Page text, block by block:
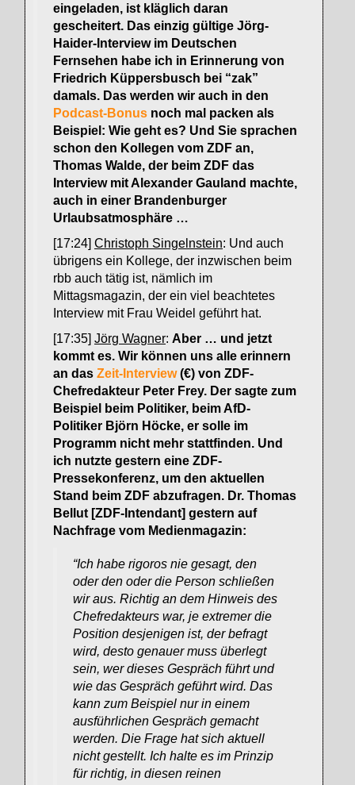
eingeladen, ist kläglich daran
gescheitert. Das einzig gültige Jörg-
Haider-Interview im Deutschen
Fernsehen habe ich in Erinnerung von
Friedrich Küppersbusch bei “zak”
damals. Das werden wir auch in den
Podcast-Bonus noch mal packen als
Beispiel: Wie geht es? Und Sie sprachen
schon den Kollegen vom ZDF an,
Thomas Walde, der beim ZDF das
Interview mit Alexander Gauland machte,
auch in einer Brandenburger
Urlaubsatmosphäre …
[17:24] Christoph Singelnstein: Und auch
übrigens ein Kollege, der inzwischen beim
rbb auch tätig ist, nämlich im
Mittagsmagazin, der ein viel beachtetes
Interview mit Frau Weidel geführt hat.
[17:35] Jörg Wagner: Aber … und jetzt
kommt es. Wir können uns alle erinnern
an das Zeit-Interview(€) von ZDF-
Chefredakteur Peter Frey. Der sagte zum
Beispiel beim Politiker, beim AfD-
Politiker Björn Höcke, er solle im
Programm nicht mehr stattfinden. Und
ich nutzte gestern eine ZDF-
Pressekonferenz, um den aktuellen
Stand beim ZDF abzufragen. Dr. Thomas
Bellut [ZDF-Intendant] gestern auf
Nachfrage vom Medienmagazin:
“Ich habe rigoros nie gesagt, den
oder den oder die Person schließen
wir aus. Richtig an dem Hinweis des
Chefredakteurs war, je extremer die
Position desjenigen ist, der befragt
wird, desto genauer muss überlegt
sein, wer dieses Gespräch führt und
wie das Gespräch geführt wird. Das
kann zum Beispiel nur in einem
ausführlichen Gespräch gemacht
werden. Die Frage hat sich aktuell
nicht gestellt. Ich halte es im Prinzip
für richtig, in diesen reinen